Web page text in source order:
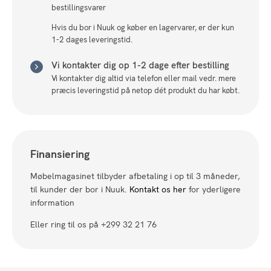
bestillingsvarer
Hvis du bor i Nuuk og køber en lagervarer, er der kun
1-2 dages leveringstid.
Vi kontakter dig op 1-2 dage efter bestilling
Vi kontakter dig altid via telefon eller mail vedr. mere
præcis leveringstid på netop dét produkt du har købt.
Finansiering
Møbelmagasinet tilbyder afbetaling i op til 3 måneder,
til kunder der bor i Nuuk. Kontakt os her for yderligere
information
Eller ring til os på +299 32 21 76